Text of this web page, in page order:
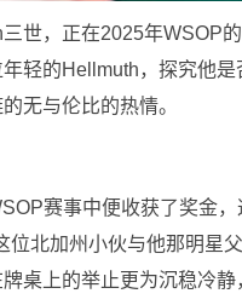
世，正在2025年WSOP
轻的Hellmuth，探究他
无与伦比的热情。
赛事中便收获了奖金
北加州小伙与他那明星
桌上的举止更为沉稳冷